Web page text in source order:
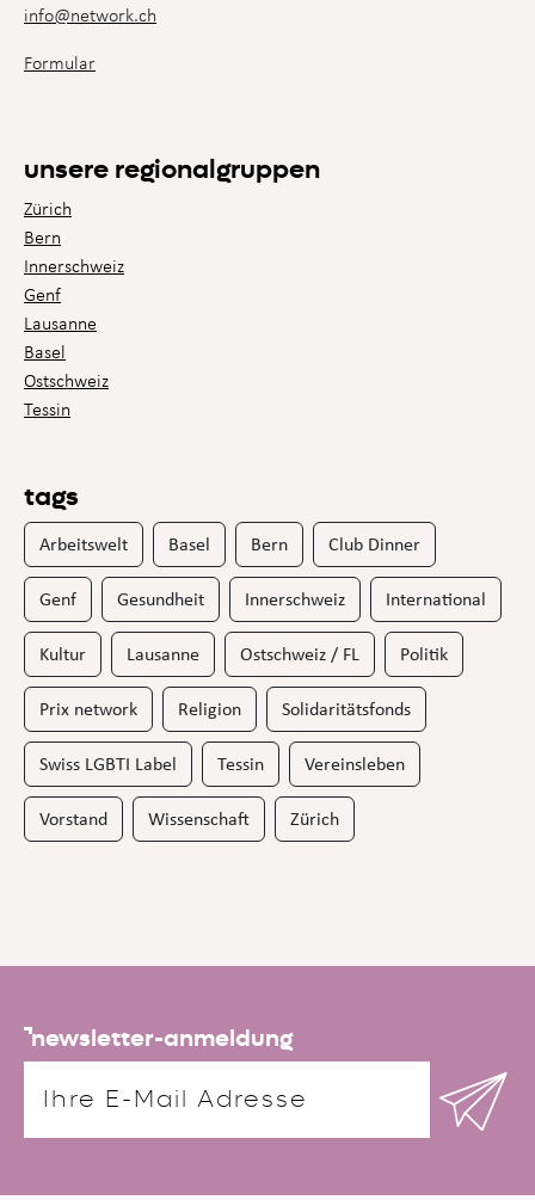
info@network.ch
Formular
unsere regionalgruppen
Zürich
Bern
Innerschweiz
Genf
Lausanne
Basel
Ostschweiz
Tessin
tags
Arbeitswelt Basel Bern Club Dinner
Genf Gesundheit Innerschweiz International
Kultur Lausanne Ostschweiz / FL Politik
Prix network Religion Solidaritätsfonds
Swiss LGBTI Label Tessin Vereinsleben
Vorstand Wissenschaft Zürich
newsletter-anmeldung